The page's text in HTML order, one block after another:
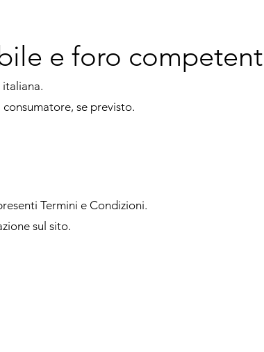
e foro
se previsto.
Termini e Condizioni.
sul sito.